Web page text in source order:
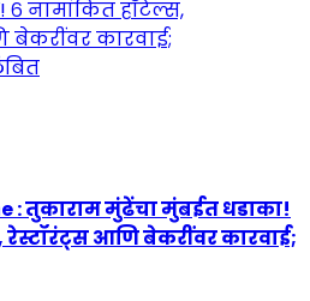
: तुकाराम मुंढेंचा मुंबईत धडाका!
रेस्टॉरंट्स आणि बेकरींवर कारवाई;